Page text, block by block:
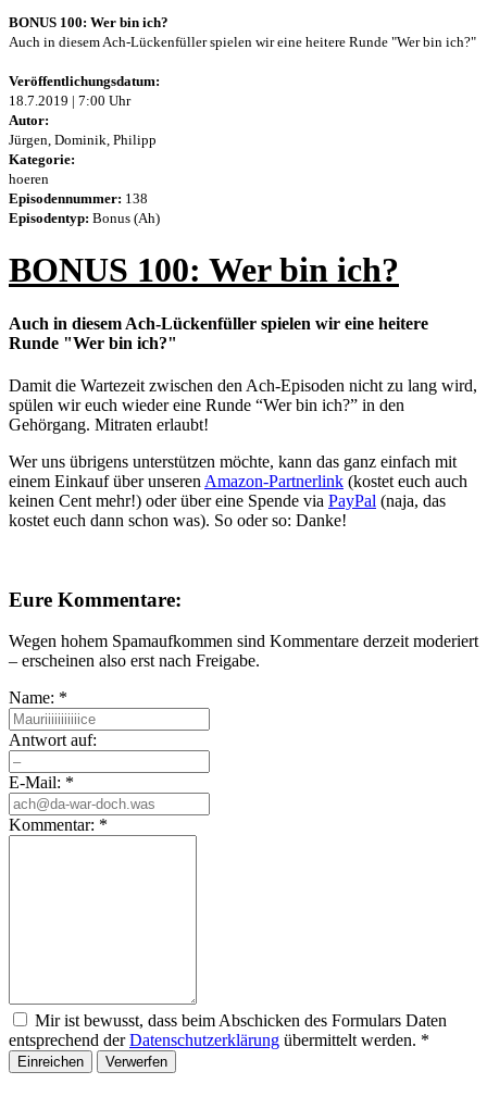
BONUS 100: Wer bin ich?
Auch in diesem Ach-Lückenfüller spielen wir eine heitere Runde "Wer bin ich?"
Veröffentlichungsdatum:
18.7.2019 | 7:00 Uhr
Autor:
Jürgen, Dominik, Philipp
Kategorie:
hoeren
Episodennummer: 138
Episodentyp: Bonus (Ah)
BONUS 100: Wer bin ich?
Auch in diesem Ach-Lückenfüller spielen wir eine heitere
Runde "Wer bin ich?"
Damit die Wartezeit zwischen den Ach-Episoden nicht zu lang wird,
spülen wir euch wieder eine Runde “Wer bin ich?” in den
Gehörgang. Mitraten erlaubt!
Wer uns übrigens unterstützen möchte, kann das ganz einfach mit
einem Einkauf über unseren Amazon-Partnerlink (kostet euch auch
keinen Cent mehr!) oder über eine Spende via PayPal (naja, das
kostet euch dann schon was). So oder so: Danke!
Eure Kommentare:
Wegen hohem Spamaufkommen sind Kommentare derzeit moderiert
– erscheinen also erst nach Freigabe.
Name: *
Antwort auf:
E-Mail: *
Kommentar: *
Mir ist bewusst, dass beim Abschicken des Formulars Daten
entsprechend derDatenschutzerklärung übermittelt werden. *
Einreichen Verwerfen